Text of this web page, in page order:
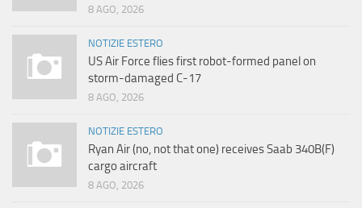
8 AGO, 2026
NOTIZIE ESTERO
US Air Force flies first robot-formed panel on
storm-damaged C-17
8 AGO, 2026
NOTIZIE ESTERO
Ryan Air (no, not that one) receives Saab 340B(F)
cargo aircraft
8 AGO, 2026